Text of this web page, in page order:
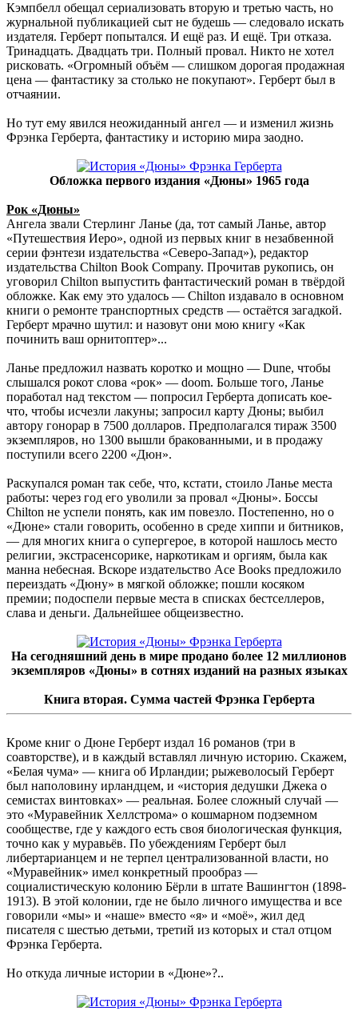
Кэмпбелл обещал сериализовать вторую и третью часть, но
журнальной публикацией сыт не будешь — следовало искать
издателя. Герберт попытался. И ещё раз. И ещё. Три отказа.
Тринадцать. Двадцать три. Полный провал. Никто не хотел
рисковать. «Огромный объём — слишком дорогая продажная
цена — фантастику за столько не покупают». Герберт был в
отчаянии.
Но тут ему явился неожиданный ангел — и изменил жизнь
Фрэнка Герберта, фантастику и историю мира заодно.
Обложка первого издания «Дюны» 1965 года
Рок «Дюны»
Ангела звали Стерлинг Ланье (да, тот самый Ланье, автор
«Путешествия Иеро», одной из первых книг в незабвенной
серии фэнтези издательства «Северо-Запад»), редактор
издательства Chilton Book Company. Прочитав рукопись, он
уговорил Chilton выпустить фантастический роман в твёрдой
обложке. Как ему это удалось — Chilton издавало в основном
книги о ремонте транспортных средств — остаётся загадкой.
Герберт мрачно шутил: и назовут они мою книгу «Как
починить ваш орнитоптер»...
Ланье предложил назвать коротко и мощно — Dune, чтобы
слышался рокот слова «рок» — doom. Больше того, Ланье
поработал над текстом — попросил Герберта дописать кое-
что, чтобы исчезли лакуны; запросил карту Дюны; выбил
автору гонорар в 7500 долларов. Предполагался тираж 3500
экземпляров, но 1300 вышли бракованными, и в продажу
поступили всего 2200 «Дюн».
Раскупался роман так себе, что, кстати, стоило Ланье места
работы: через год его уволили за провал «Дюны». Боссы
Chilton не успели понять, как им повезло. Постепенно, но о
«Дюне» стали говорить, особенно в среде хиппи и битников,
— для многих книга о супергерое, в которой нашлось место
религии, экстрасенсорике, наркотикам и оргиям, была как
манна небесная. Вскоре издательство Асе Books предложило
переиздать «Дюну» в мягкой обложке; пошли косяком
премии; подоспели первые места в списках бестселлеров,
слава и деньги. Дальнейшее общеизвестно.
На сегодняшний день в мире продано более 12 миллионов
экземпляров «Дюны» в сотнях изданий на разных языках
Книга вторая. Сумма частей Фрэнка Герберта
Кроме книг о Дюне Герберт издал 16 романов (три в
соавторстве), и в каждый вставлял личную историю. Скажем,
«Белая чума» — книга об Ирландии; рыжеволосый Герберт
был наполовину ирландцем, и «история дедушки Джека о
семистах винтовках» — реальная. Более сложный случай —
это «Муравейник Хеллстрома» о кошмарном подземном
сообществе, где у каждого есть своя биологическая функция,
точно как у муравьёв. По убеждениям Герберт был
либертарианцем и не терпел централизованной власти, но
«Муравейник» имел конкретный прообраз —
социалистическую колонию Бёрли в штате Вашингтон (1898-
1913). В этой колонии, где не было личного имущества и все
говорили «мы» и «наше» вместо «я» и «моё», жил дед
писателя с шестью детьми, третий из которых и стал отцом
Фрэнка Герберта.
Но откуда личные истории в «Дюне»?..